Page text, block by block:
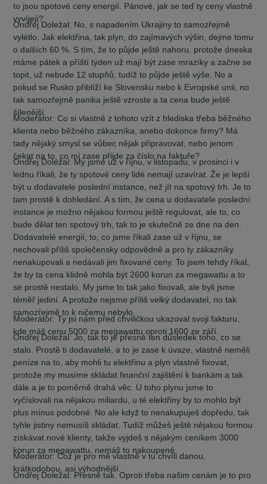
to jsou spotové ceny energií. Pánové, jak se teď ty ceny vlastně
vyvíjejí?
Ondřej Doležal: No, s napadením Ukrajiny to samozřejmě
vylétlo. Jak elektřina, tak plyn, do zajímavých výšin, dejme tomu
o dalších 60 %. S tím, že to půjde ještě nahoru, protože dneska
máme pátek a příští týden už mají být zase mrazíky a začne se
topit, už nebude 12 stupňů, tudíž to půjde ještě výše. No a
pokud se Rusko přiblíží ke Slovensku nebo k Evropské unii, no
tak samozřejmě panika ještě vzroste a ta cena bude ještě
šílenější.
Moderátor: Co si vlastně z tohoto vzít z hlediska třeba běžného
klienta nebo běžného zákazníka, anebo dokonce firmy? Má
tady nějaký smysl se vůbec nějak připravovat, nebo jenom
čekat na to, co mi zase přijde za číslo na faktuře?
Ondřej Doležal:My jsme už v říjnu, v listopadu, v prosinci i v
lednu říkali, že ty spotové ceny lidé nemají uzavírat. Že je lepší
být u dodavatele poslední instance, než jít na spotový trh. Je to
tam prostě k dohledání. A s tím, že cena u dodavatele poslední
instance je možno nějakou formou ještě regulovat, ale to, co
bude dělat ten spotový trh, tak to je skutečně ze dne na den.
Dodavatelé energií, to, co jsme říkali zase už v říjnu, se
nechovali příliš společensky odpovědně a pro ty zákazníky
nenakupovali a nedávali jim fixované ceny. To jsem tehdy říkal,
že by ta cena klidně mohla být 2600 korun za megawattu a to
se prostě nestalo. My jsme to tak jako fixovali, ale byli jsme
téměř jediní. A protože nejsme příliš velký dodavatel, no tak
samozřejmě to k ničemu nebylo.
Moderátor: Ty jsi nám před chviličkou ukazoval svoji fakturu,
kde máš cenu 5000 za megawattu oproti 1600 ze září.
Ondřej Doležal:Jo, tak to je přesně ten důsledek toho, co se
stalo. Prostě ti dodavatelé, a to je zase k úvaze, vlastně neměli
peníze na to, aby mohli tu elektřinu a plyn vlastně fixovat,
protože my musíme skládat finanční zajištění k bankám a tak
dále a je to poměrně drahá věc. U toho plynu jsme to
vyčíslovali na nějakou miliardu, u té elektřiny by to mohlo být
plus mínus podobné. No ale když to nenakupuješ dopředu, tak
tyhle jistiny nemusíš skládat. Tudíž můžeš ještě nějakou formou
získávat nové klienty, takže vyjdeš s nějakým ceníkem 3000
korun za megawattu, nemáš to nakoupené.
Moderátor:Což je pro mě vlastně v tu chvíli danou,
krátkodobou, asi výhodnější.
Ondřej Doležal:Přesně tak. Oproti třeba našim cenám je to pro